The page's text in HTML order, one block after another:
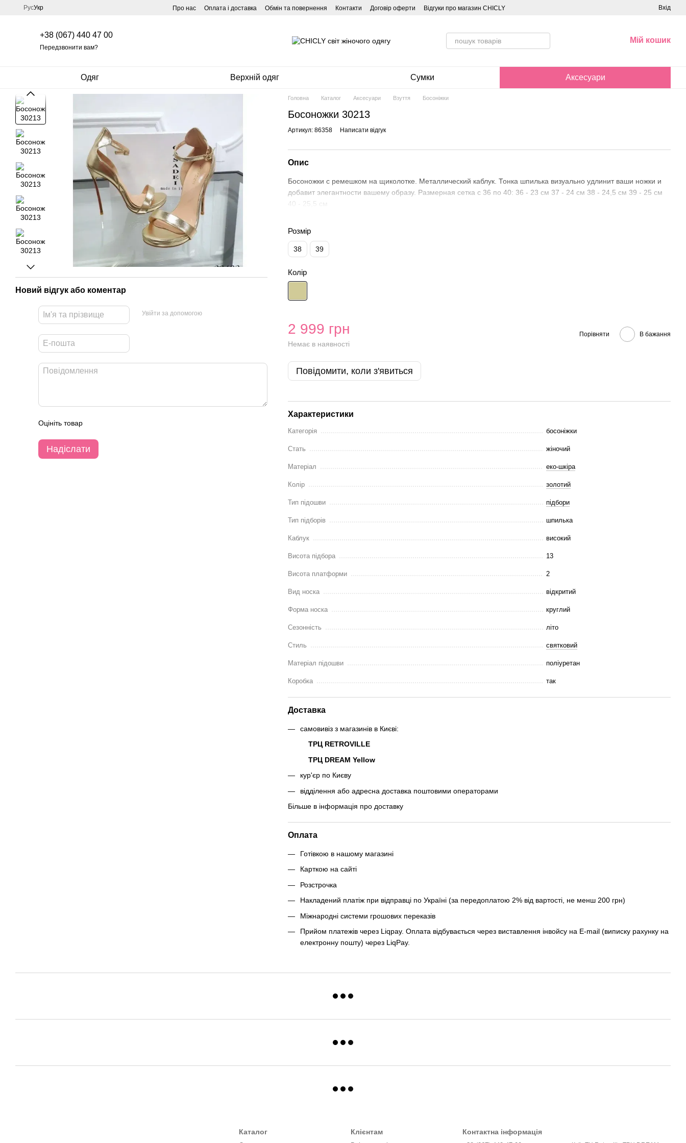
Перейти до основного контенту
РусУкр Про нас Оплата і доставка Обмін та повернення Контакти Договір оферти Відгуки про магазин CHICLY Вхід
+38 (067) 440 47 00
Передзвонити вам?
Мій кошик
Одяг Верхній одяг Сумки Аксесуари
Новий відгук або коментар
Увійти за допомогою
Оцініть товар
Надіслати
Головна Каталог Аксесуари Взуття Босоніжки
Босоножки 30213
Артикул: 86358 Написати відгук
Опис
Босоножки с ремешком на щиколотке. Металлический каблук. Тонка шпилька визуально удлинит ваши ножки и
добавит элегантности вашему образу. Размерная сетка с 36 по 40: 36 - 23 см 37 - 24 см 38 - 24,5 см 39 - 25 см
40 - 25,5 см
Розмір
38 39
Колір
2 999 грн
Немає в наявності
Порівняти В бажання
Повідомити, коли з'явиться
Характеристики
Категорія босоніжки
Стать жіночий
Матеріал еко-шкіра
Колір золотий
Тип підошви підбори
Тип підборів шпилька
Каблук високий
Висота підбора 13
Висота платформи 2
Вид носка відкритий
Форма носка круглий
Сезонність літо
Стиль святковий
Матеріал підошви поліуретан
Коробка так
Доставка
самовивіз з магазинів в Києві:
ТРЦ RETROVILLE
ТРЦ DREAM Yellow
кур'єр по Києву
відділення або адресна доставка поштовими операторами
Більше в інформація про доставку
Оплата
Готівкою в нашому магазині
Карткою на сайті
Розстрочка
Накладений платіж при відправці по Україні (за передоплатою 2% від вартості, не менш 200 грн)
Міжнародні системи грошових переказів
Прийом платежів через Liqpay. Оплата відбувається через виставлення інвойсу на E-mail (виписку рахунку на
електронну пошту) через LiqPay.
Каталог Клієнтам Контактна інформація